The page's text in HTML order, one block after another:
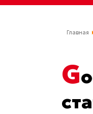
Главная
G